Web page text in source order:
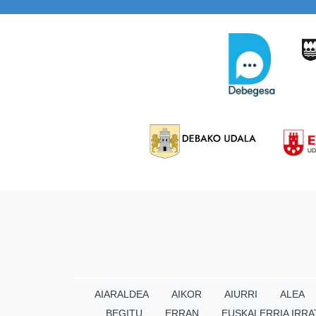
AIARALDEA AIKOR AIURRI ALEA
BEGITU
ERRAN EUSKALERRIA